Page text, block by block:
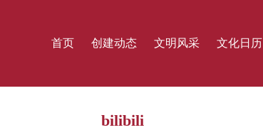
首页 创建动态 文明风采 文化日历
bilibili